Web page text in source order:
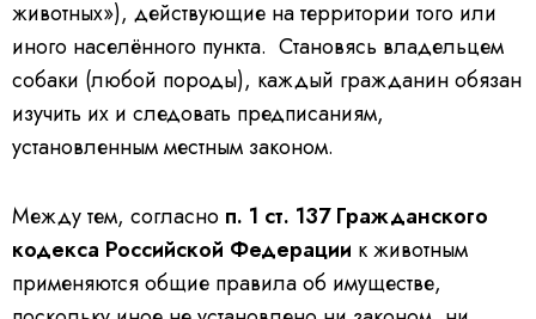
животных»), действующие на территории того или
иного населённого пункта. Становясь владельцем
собаки (любой породы), каждый гражданин обязан
изучить их и следовать предписаниям,
установленным местным законом.
Между тем, согласно п. 1 ст. 137 Гражданского
кодекса Российской Федерации к животным
применяются общие правила об имуществе,